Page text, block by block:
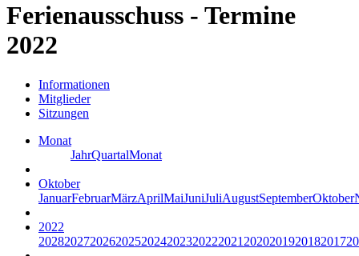
Ferienausschuss - Termine
2022
Informationen
Mitglieder
Sitzungen
Monat
JahrQuartalMonat
Oktober
JanuarFebruarMärzAprilMaiJuniJuliAugustSeptemberOktober
2022
20282027202620252024202320222021 2020201920182017